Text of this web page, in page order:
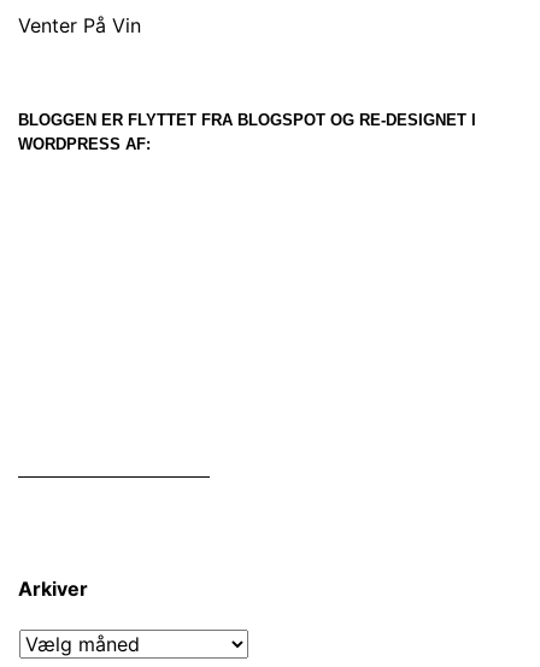
Venter På Vin
BLOGGEN ER FLYTTET FRA BLOGSPOT OG RE-DESIGNET I
WORDPRESS AF:
Arkiver
Arkiver